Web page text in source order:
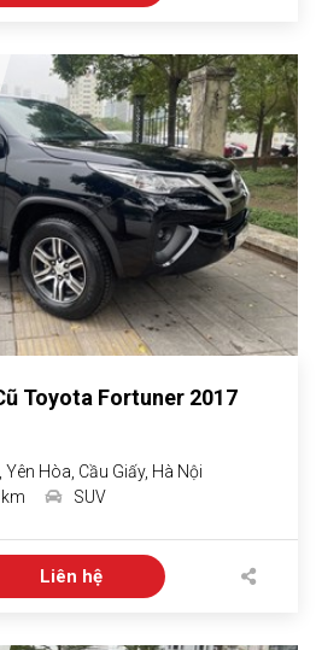
Toyota Fortuner 2017
Hòa, Cầu Giấy, Hà Nội
SUV
Liên hệ